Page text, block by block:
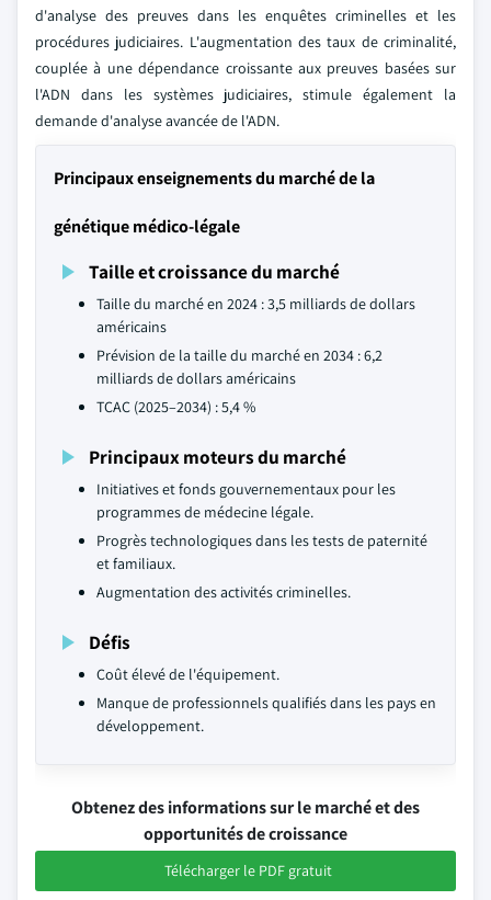
d'analyse des preuves dans les enquêtes criminelles et les
procédures judiciaires. L'augmentation des taux de criminalité,
couplée à une dépendance croissante aux preuves basées sur
l'ADN dans les systèmes judiciaires, stimule également la
demande d'analyse avancée de l'ADN.
Principaux enseignements du marché de la
génétique médico-légale
Taille et croissance du marché
Taille du marché en 2024 : 3,5 milliards de dollars
américains
Prévision de la taille du marché en 2034 : 6,2
milliards de dollars américains
TCAC (2025–2034) : 5,4 %
Principaux moteurs du marché
Initiatives et fonds gouvernementaux pour les
programmes de médecine légale.
Progrès technologiques dans les tests de paternité
et familiaux.
Augmentation des activités criminelles.
Défis
Coût élevé de l'équipement.
Manque de professionnels qualifiés dans les pays en
développement.
Obtenez des informations sur le marché et des
opportunités de croissance
Télécharger le PDF gratuit